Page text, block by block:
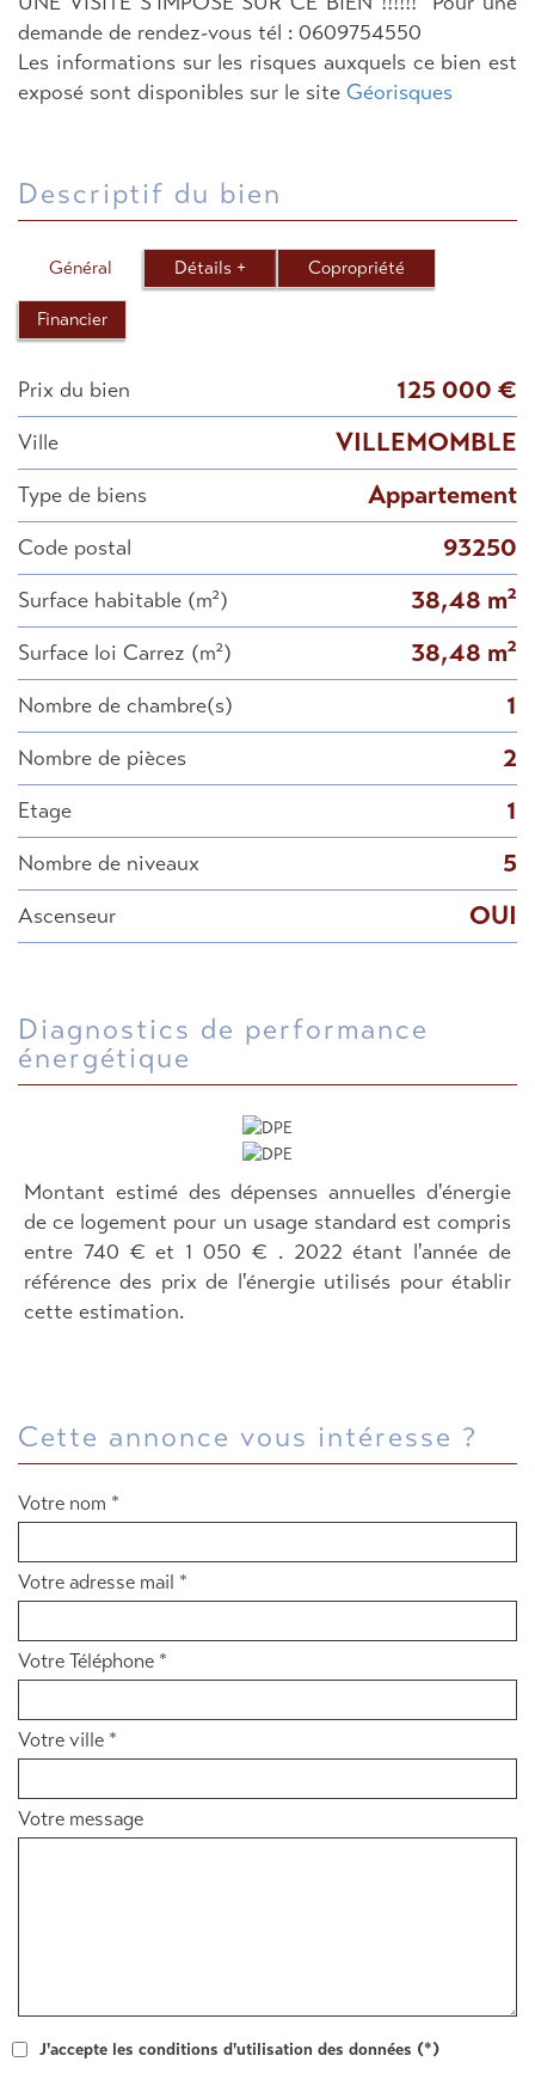
demande de rendez-vous tél : 0609754550
Les informations sur les risques auxquels ce bien est
exposé sont disponibles sur le site Géorisques
descriptif du bien
Général Détails + Copropriété
Financier
Prix du bien 125 000 €
Ville VILLEMOMBLE
Type de biens Appartement
Code postal 93250
Surface habitable (m²) 38,48 m²
Surface loi Carrez (m²) 38,48 m²
Nombre de chambre(s) 1
Nombre de pièces 2
Etage 1
Nombre de niveaux 5
Ascenseur OUI
diagnostics de performance
énergétique
Montant estimé des dépenses annuelles d'énergie
de ce logement pour un usage standard est compris
entre 740 € et 1 050 € . 2022 étant l'année de
référence des prix de l'énergie utilisés pour établir
cette estimation.
cette annonce vous intéresse ?
Votre nom *
Votre adresse mail *
Votre Téléphone *
Votre ville *
Votre message
J'accepte les conditions d'utilisation des données (*)